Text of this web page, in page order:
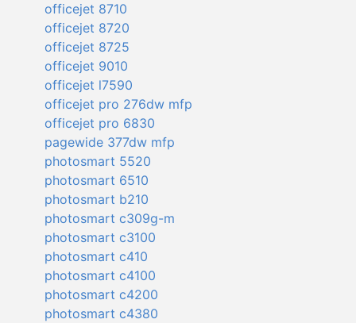
officejet 8710
officejet 8720
officejet 8725
officejet 9010
officejet l7590
officejet pro 276dw mfp
officejet pro 6830
pagewide 377dw mfp
photosmart 5520
photosmart 6510
photosmart b210
photosmart c309g-m
photosmart c3100
photosmart c410
photosmart c4100
photosmart c4200
photosmart c4380